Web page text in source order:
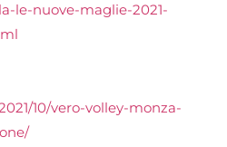
le-nuove-maglie-2021-
10/vero-volley-monza-